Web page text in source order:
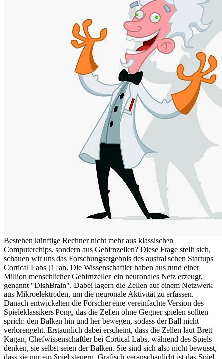
Bestehen künftige Rechner nicht mehr aus klassischen
Computerchips, sondern aus Gehirnzellen? Diese Frage stellt sich,
schauen wir uns das Forschungsergebnis des australischen Startups
Cortical Labs [1] an. Die Wissenschaftler haben aus rund einer
Million menschlicher Gehirnzellen ein neuronales Netz erzeugt,
genannt "DishBrain". Dabei lagern die Zellen auf einem Netzwerk
aus Mikroelektroden, um die neuronale Aktivität zu erfassen.
Danach entwickelten die Forscher eine vereinfachte Version des
Spieleklassikers Pong, das die Zellen ohne Gegner spielen sollten –
sprich: den Balken hin und her bewegen, sodass der Ball nicht
verlorengeht. Erstaunlich dabei erscheint, dass die Zellen laut Brett
Kagan, Chefwissenschaftler bei Cortical Labs, während des Spiels
denken, sie selbst seien der Balken. Sie sind sich also nicht bewusst,
dass sie nur ein Spiel steuern. Grafisch veranschaulicht ist das Spiel